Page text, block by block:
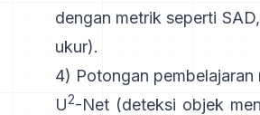
dengan metrik seperti
ukur).
4) Potongan
U2-Net(deteksi objek